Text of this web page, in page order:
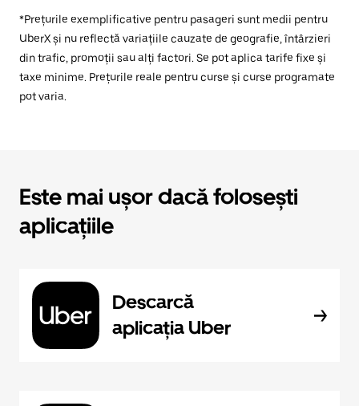
*Prețurile exemplificative pentru pasageri sunt medii pentru
UberX și nu reflectă variațiile cauzate de geografie, întârzieri
din trafic, promoții sau alți factori. Se pot aplica tarife fixe și
taxe minime. Prețurile reale pentru curse și curse programate
pot varia.
Este mai ușor dacă folosești
aplicațiile
Descarcă
aplicația Uber